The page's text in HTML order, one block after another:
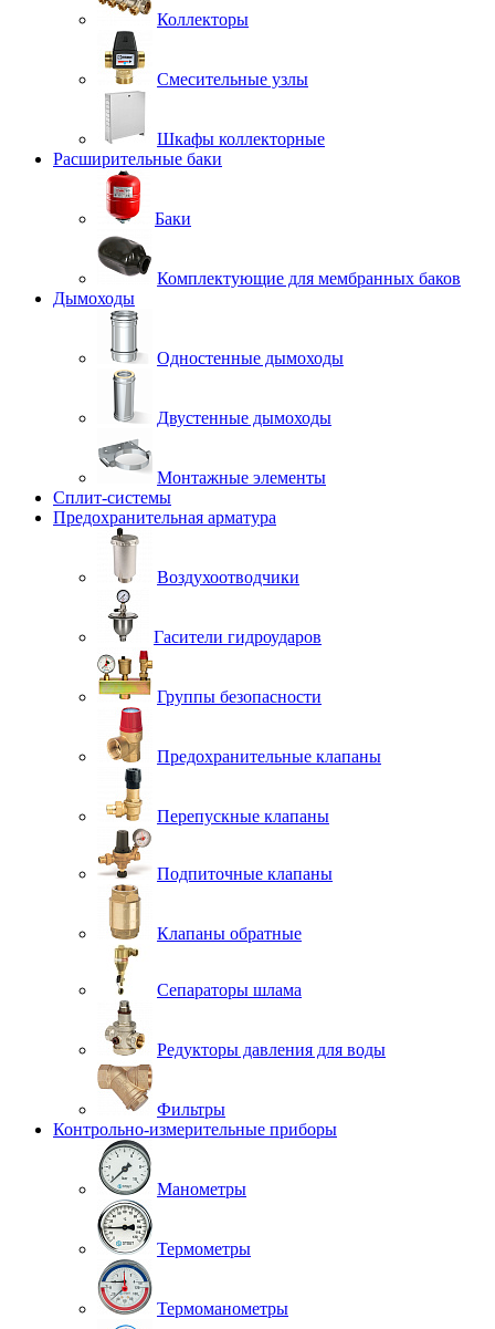
Коллекторы
Смесительные узлы
Шкафы коллекторные
Расширительные баки
Баки
Комплектующие для мембранных баков
Дымоходы
Одностенные дымоходы
Двустенные дымоходы
Монтажные элементы
Сплит-системы
Предохранительная арматура
Воздухоотводчики
Гасители гидроударов
Группы безопасности
Предохранительные клапаны
Перепускные клапаны
Подпиточные клапаны
Клапаны обратные
Сепараторы шлама
Редукторы давления для воды
Фильтры
Контрольно-измерительные приборы
Манометры
Термометры
Термоманометры